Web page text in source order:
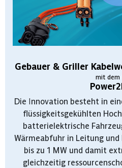
Gebauer & Griller
mit dem
Die Innovation besteht in
flüssigkeitsgekühlten
batterielektrische
Wärmeabfuhr in Leitung
bis zu 1 MW und damit
gleichzeitig